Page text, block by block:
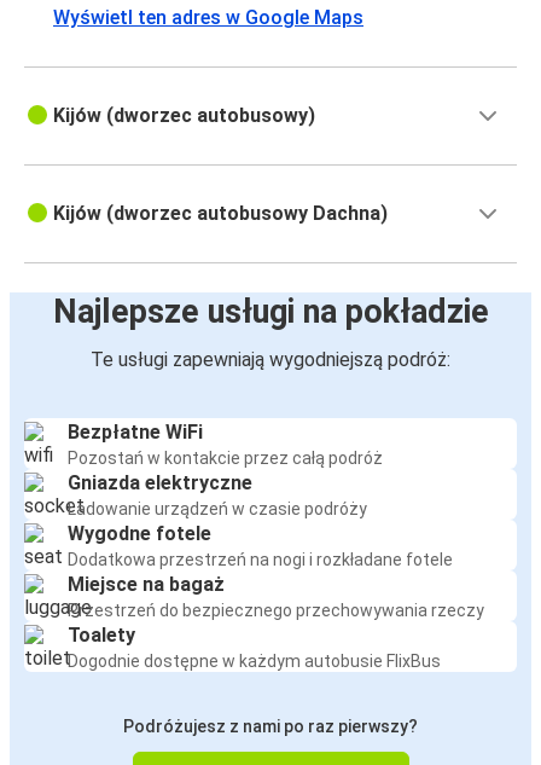
Wyświetl ten adres w Google Maps
Kijów (dworzec autobusowy)
Kijów (dworzec autobusowy Dachna)
Najlepsze usługi na pokładzie
Te usługi zapewniają wygodniejszą podróż:
Bezpłatne WiFi
Pozostań w kontakcie przez całą podróż
Gniazda elektryczne
Ładowanie urządzeń w czasie podróży
Wygodne fotele
Dodatkowa przestrzeń na nogi i rozkładane fotele
Miejsce na bagaż
Przestrzeń do bezpiecznego przechowywania rzeczy
Toalety
Dogodnie dostępne w każdym autobusie FlixBus
Podróżujesz z nami po raz pierwszy?